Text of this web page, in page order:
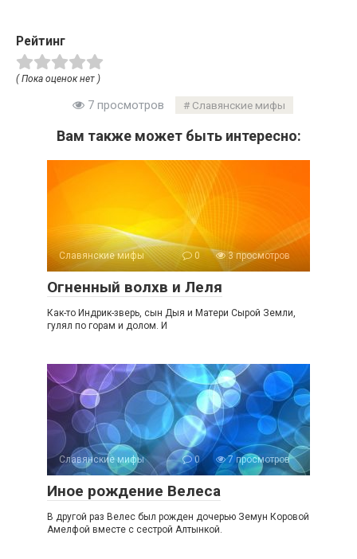
Рейтинг
( Пока оценок нет )
7 просмотров Славянские мифы
Вам также может быть интересно:
Славянские мифы 0 3 просмотров
Огненный волхв и Леля
Как-то Индрик-зверь, сын Дыя и Матери Сырой Земли,
гулял по горам и долом. И
Славянские мифы 0 7 просмотров
Иное рождение Велеса
В другой раз Велес был рожден дочерью Земун Коровой
Амелфой вместе с сестрой Алтынкой.